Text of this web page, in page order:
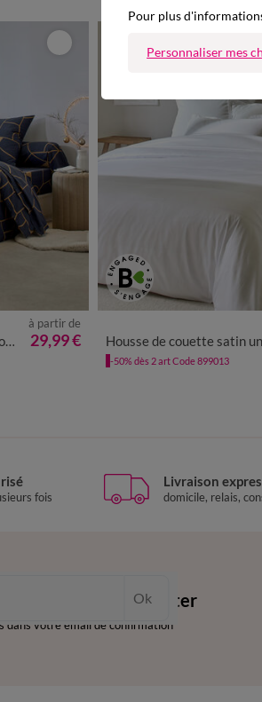
à partir de
29,99 € Housse de couette satin
-50% dès 2 art Code 899013
fois
Livraison
domicile, relais,
à la newsletter
dans votre email de confirmation
Ok
Pour plus
Personnaliser mes